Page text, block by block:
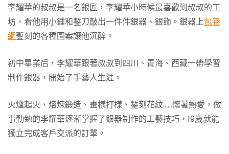
李耀華的叔叔是一名銀匠，李耀華小時候最喜歡到叔叔的工
坊，看他用小錘和鏨刀敲出一件件銀器、銀飾。銀器上包養
網鏨刻的各種圖案讓他沉醉。
初中畢業后，李耀華跟著叔叔到四川、青海、西藏一帶學習
制作銀器，開始了手藝人生涯。
火爐起火、熔煉鍛造、畫樣打樣、鏨刻花紋……懷著熱愛，做
事勤勉的李耀華逐漸掌握了銀器制作的工藝技巧，19歲就能
獨立完成客戶交派的訂單。